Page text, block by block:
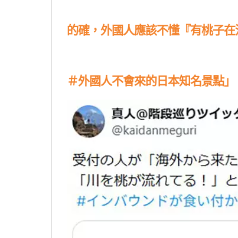
的確，外國人應該不懂『有桃子
＃外國人不會來的日本知名景點」